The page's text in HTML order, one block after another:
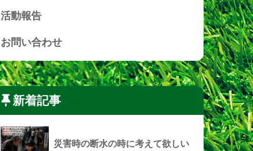
活動報告
お問い合わせ
新着記事
災害時の断水の時に考えて欲しい